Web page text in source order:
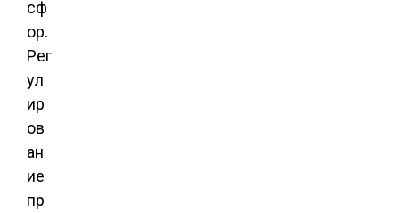
сф
ор.
Рег
ул
ир
ов
ан
ие
пр